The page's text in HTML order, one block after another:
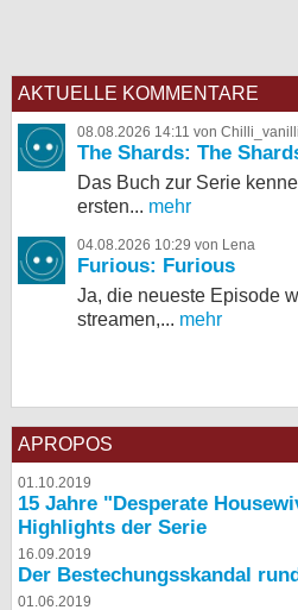
AKTUELLE KOMMENTARE
08.08.2026 14:11 von Chilli_vanilli
The Shards: The
Das Buch zur Serie
ersten... mehr
04.08.2026 10:29 von Lena
Furious: Furious
Ja, die neueste Episode
streamen,... mehr
APROPOS
01.10.2019
15 Jahre "Desperate
Highlights der Serie
16.09.2019
Der Bestechungsskandal
01.06.2019